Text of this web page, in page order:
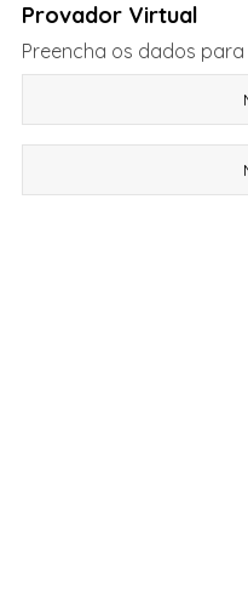
Provador Virtual
Preencha os dados